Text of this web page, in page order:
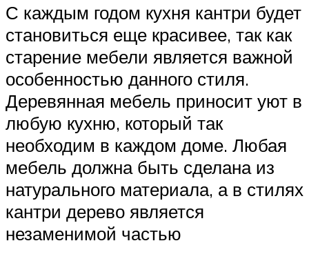
С каждым годом кухня кантри будет
становиться еще красивее, так как
старение мебели является важной
особенностью данного стиля.
Деревянная мебель приносит уют в
любую кухню, который так
необходим в каждом доме. Любая
мебель должна быть сделана из
натурального материала, а в стилях
кантри дерево является
незаменимой частью